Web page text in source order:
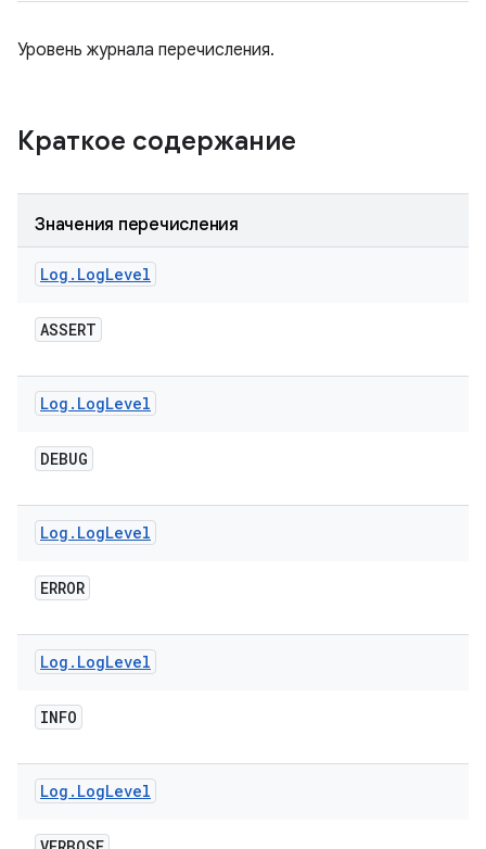
Уровень журнала перечисления.
Краткое содержание
Значения перечисления
Log . LogLevel
ASSERT
Log . LogLevel
DEBUG
Log . LogLevel
ERROR
Log . LogLevel
INFO
Log . LogLevel